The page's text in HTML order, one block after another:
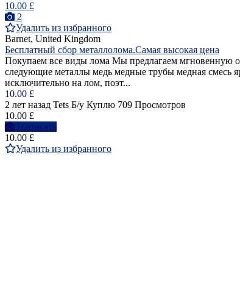
10.00 £
2
Удалить из избранного
Barnet, United Kingdom
Бесплатный сбор металлолома.Самая высокая цена
Покупаем все виды лома Мы предлагаем мгновенную
следующие металлы медь медные трубы медная смесь
исключительно на лом, поэт...
10.00 £
2 лет назад Tets Б/у Куплю 709 Просмотров
10.00 £
Написать
10.00 £
Удалить из избранного